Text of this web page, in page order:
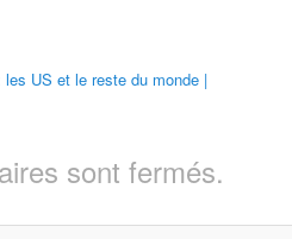
les US et le reste du monde |
sont fermés.